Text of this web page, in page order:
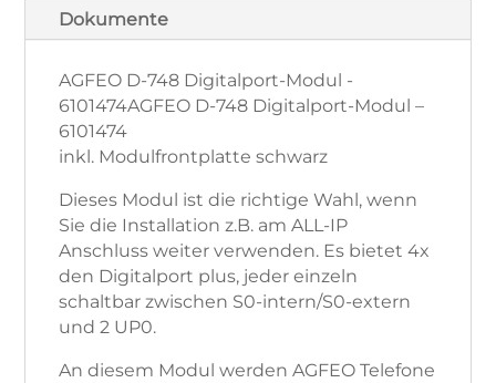
Dokumente
AGFEO D-748 Digitalport-Modul -
6101474AGFEO D-748 Digitalport-Modul –
6101474
inkl. Modulfrontplatte schwarz
Dieses Modul ist die richtige Wahl, wenn
Sie die Installation z.B. am ALL-IP
Anschluss weiter verwenden. Es bietet 4x
den Digitalport plus, jeder einzeln
schaltbar zwischen S0-intern/S0-extern
und 2 UP0.
An diesem Modul werden AGFEO Telefone